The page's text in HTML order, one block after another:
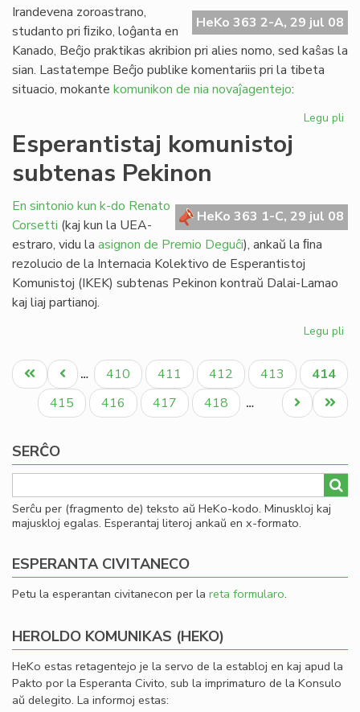
de
HeKo 363 2-A, 29 jul 08
Irandevena zoroastrano,
studanto pri ﬁziko, loĝanta en
Kanado, Beĉjo praktikas akribion pri alies nomo, sed kaŝas la
sian. Lastatempe Beĉjo publike komentariis pri la tibeta
situacio, mokante komunikon de nia novaĵagentejo:
Legu pli
Esperantistaj komunistoj
subtenas Pekinon
HeKo 363 1-C, 29 jul 08
En sintonio kun k-do Renato
Corsetti (kaj kun la UEA-
estraro, vidu la asignon de Premio Deguĉi), ankaŭ la ﬁna
rezolucio de la Internacia Kolektivo de Esperantistoj
Komunistoj (IKEK) subtenas Pekinon kontraŭ Dalai-Lamao
kaj liaj partianoj.
Legu pli
Pagination
Unua
paĝo
Antaŭa
paĝo
… Paĝo
410 Paĝo
411 Paĝo
412 Paĝo
413
Aktuala
paĝo
414
Paĝo
415 Paĝo
416 Paĝo
417 Paĝo
418 …
Last
page
Next
page
SERĈO
Serĉu per (fragmento de) teksto aŭ HeKo-kodo. Minuskloj kaj
majuskloj egalas. Esperantaj literoj ankaŭ en x-formato.
ESPERANTA CIVITANECO
Petu la esperantan civitanecon per la reta formularo.
HEROLDO KOMUNIKAS (HEKO)
HeKo estas retagentejo je la servo de la establoj en kaj apud la
Pakto por la Esperanta Civito, sub la imprimaturo de la Konsulo
aŭ delegito. La informoj estas: